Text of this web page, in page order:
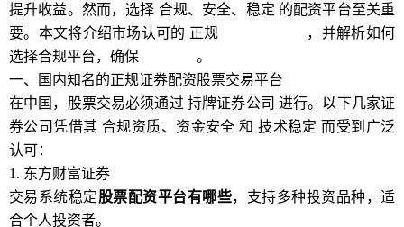
提升收益。然而，选择 合规、安全、稳定 的配资平台至关重
要。本文将介绍市场认可的 正规
，并解析如何
选择合规平台，确保
。
一、国内知名的正规证券配资股票交易平台
在中国，股票交易必须通过 持牌证券公司 进行。以下几家证
券公司凭借其 合规资质、资金安全 和 技术稳定 而受到广泛
认可：
1. 东方财富证券
交易系统稳定股票配资平台有哪些，支持多种投资品种，适
合个人投资者。